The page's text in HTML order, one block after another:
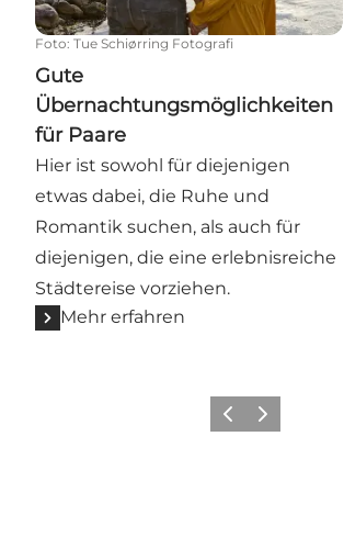
Foto: Tue Schiørring Fotografi
Gute
Übernachtungsmöglichkeiten
für Paare
Hier ist sowohl für diejenigen
etwas dabei, die Ruhe und
Romantik suchen, als auch für
diejenigen, die eine erlebnisreiche
Städtereise vorziehen.
Mehr erfahren
ZurückWeiter